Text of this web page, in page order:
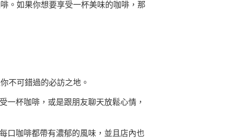
。如果你想要享受一杯美味的咖啡，那
不可錯過的必訪之地。
一杯咖啡，或是跟朋友聊天放鬆心情，
口咖啡都帶有濃郁的風味，並且店內也